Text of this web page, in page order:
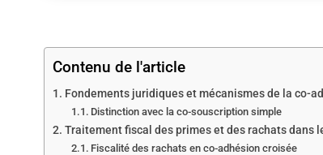
Contenu de l'article
Fondements juridiques et mécanismes de la co-
Distinction avec la co-souscription simple
Traitement fiscal des primes et des rachats dans
Fiscalité des rachats en co-adhésion croisée